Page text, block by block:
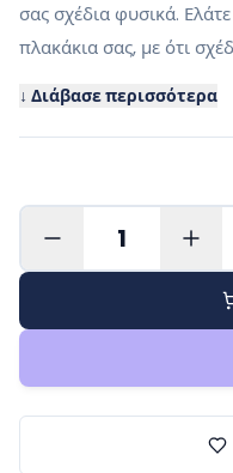
σας σχέδια φυσικά.
πλακάκια σας, με ότι
↓ Διάβασε περισσότερα
1